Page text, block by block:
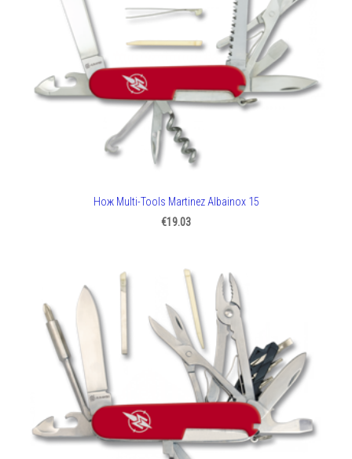
Нож Multi-Tools Martinez Albainox 15
€19.03